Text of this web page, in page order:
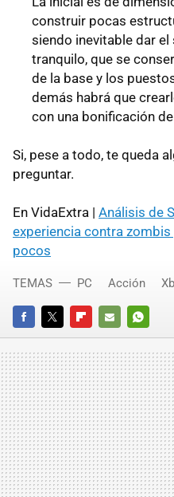
construir pocas
siendo inevitable dar el
tranquilo, que se
de la base y los
demás habrá que
con una bonificación
Si, pese a todo, te queda
preguntar.
En VidaExtra | Análisis de
experiencia contra
pocos
FACEBOOKTWITTERFLIPBOARD
E-
MAIL
TEMAS PC Acción